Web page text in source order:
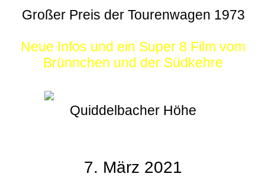
Großer Preis der Tourenwagen 1973
Neue Infos und ein Super 8 Film vom
Brünnchen und der Südkehre
Quiddelbacher Höhe
7. März 2021